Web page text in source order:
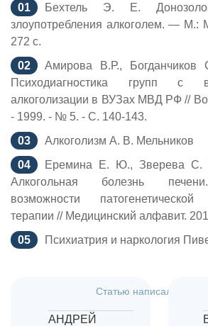
Бехтель Э. Е.
злоупотребления алкоголем. —
272 с.
Амирова В.Р.,
Психодиагностика групп с
алкоголизации в ВУЗах МВД РФ //
- 1999. - № 5. - С. 140-143.
Алкоголизм А. В. Мельников
Еремина Е. Ю., Зверева С.
Алкогольная болезнь
возможности патогенетической
терапии // Медицинский алфавит.
Психиатрия и наркология
Статью написал:
АНДРЕЙ